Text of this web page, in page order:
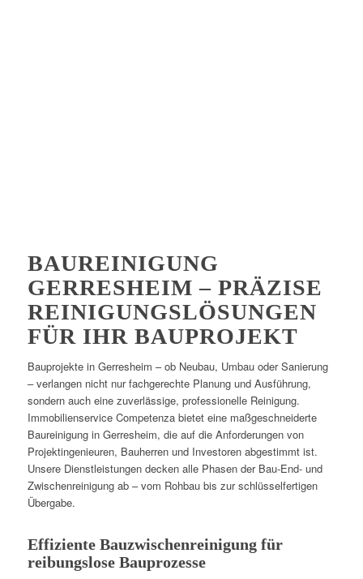
BAUREINIGUNG
GERRESHEIM – PRÄZISE
REINIGUNGSLÖSUNGEN
FÜR IHR BAUPROJEKT
Bauprojekte in Gerresheim – ob Neubau, Umbau oder Sanierung
– verlangen nicht nur fachgerechte Planung und Ausführung,
sondern auch eine zuverlässige, professionelle Reinigung.
Immobilienservice Competenza bietet eine maßgeschneiderte
Baureinigung in Gerresheim, die auf die Anforderungen von
Projektingenieuren, Bauherren und Investoren abgestimmt ist.
Unsere Dienstleistungen decken alle Phasen der Bau-End- und
Zwischenreinigung ab – vom Rohbau bis zur schlüsselfertigen
Übergabe.
Effiziente Bauzwischenreinigung für
reibungslose Bauprozesse